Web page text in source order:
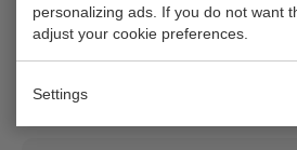
personalizing ads. If you do not want
adjust your cookie preferences.
Settings
info@koornmolen.nl
Your name*